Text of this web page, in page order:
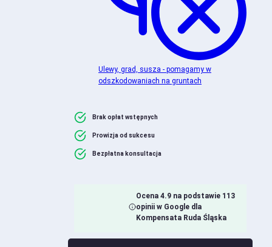
Ulewy, grad, susza - pomagamy w
odszkodowaniach na gruntach
Brak opłat wstępnych
Prowizja od sukcesu
Bezpłatna konsultacja
Ocena 4.9 na podstawie 113
opinii w Google dla
Kompensata Ruda Śląska